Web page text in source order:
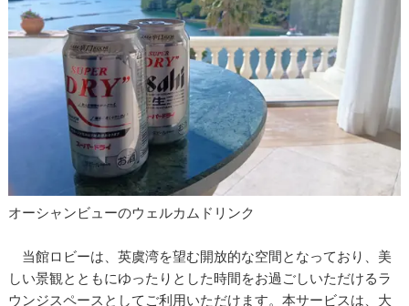
オーシャンビューのウェルカムドリンク
当館ロビーは、英虞湾を望む開放的な空間となっており、美
しい景観とともにゆったりとした時間をお過ごしいただけるラ
ウンジスペースとしてご利用いただけます。本サービスは、大